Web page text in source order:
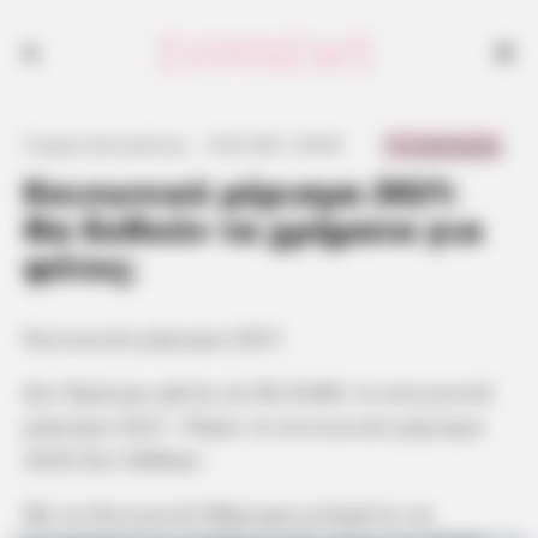
Κοινωνικό μέρισμα 2021:
Θα δοθούν τα χρήματα για
φέτος;